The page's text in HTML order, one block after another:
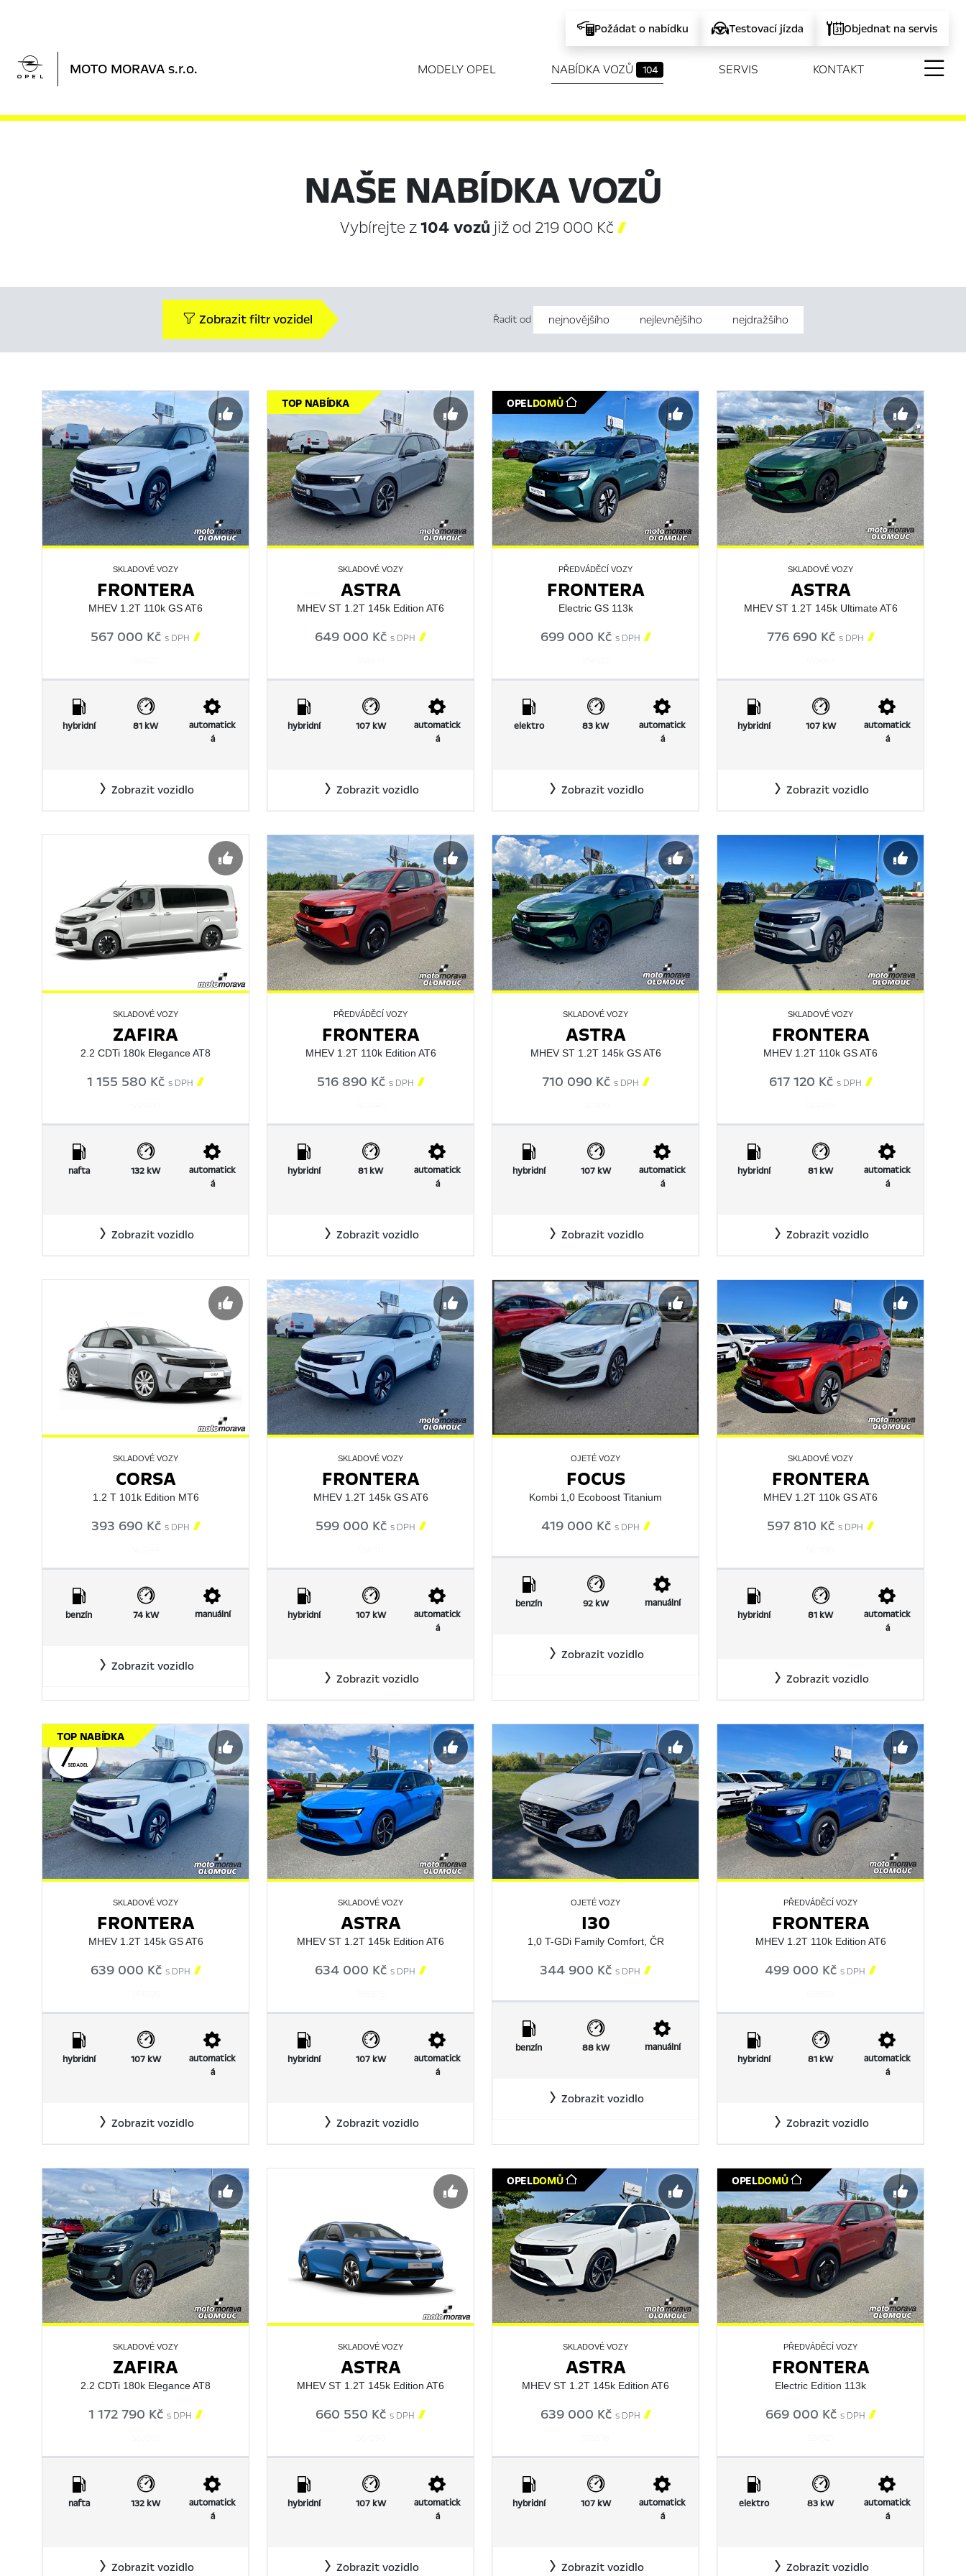
Požádat o nabídku Testovací jízda Objednat na servis
 MOTO MORAVA s.r.o. MODELY OPEL NABÍDKA VOZŮ 104 SERVIS KONTAKT
NAŠE NABÍDKA VOZŮ
Vybírejte z104 vozů již od 219 000 Kč 
Zobrazit filtr vozidel Řadit od nejnovějšího nejlevnějšího nejdražšího
SKLADOVÉ VOZY
FRONTERA
MHEV 1.2T 110k GS AT6
567 000 Kč s DPH 
hybridní 81 kW
automatick
á
Zobrazit vozidlo
TOP NABÍDKA
SKLADOVÉ VOZY
ASTRA
MHEV ST 1.2T 145k Edition AT6
649 000 Kč s DPH 
hybridní 107 kW
automatick
á
Zobrazit vozidlo
OPELDOMŮ
PŘEDVÁDĚCÍ VOZY
FRONTERA
Electric GS 113k
699 000 Kč s DPH 
elektro 83 kW
automatick
á
Zobrazit vozidlo
SKLADOVÉ VOZY
ASTRA
MHEV ST 1.2T 145k Ultimate AT6
776 690 Kč s DPH 
hybridní 107 kW
automatick
á
Zobrazit vozidlo
SKLADOVÉ VOZY
ZAFIRA
2.2 CDTi 180k Elegance AT8
1 155 580 Kč s DPH 
nafta 132 kW
automatick
á
Zobrazit vozidlo
PŘEDVÁDĚCÍ VOZY
FRONTERA
MHEV 1.2T 110k Edition AT6
516 890 Kč s DPH 
hybridní 81 kW
automatick
á
Zobrazit vozidlo
SKLADOVÉ VOZY
ASTRA
MHEV ST 1.2T 145k GS AT6
710 090 Kč s DPH 
hybridní 107 kW
automatick
á
Zobrazit vozidlo
SKLADOVÉ VOZY
FRONTERA
MHEV 1.2T 110k GS AT6
617 120 Kč s DPH 
hybridní 81 kW
automatick
á
Zobrazit vozidlo
SKLADOVÉ VOZY
CORSA
1.2 T 101k Edition MT6
393 690 Kč s DPH 
benzín 74 kW manuální
Zobrazit vozidlo
SKLADOVÉ VOZY
FRONTERA
MHEV 1.2T 145k GS AT6
599 000 Kč s DPH 
hybridní 107 kW
automatick
á
Zobrazit vozidlo
OJETÉ VOZY
FOCUS
Kombi 1,0 Ecoboost Titanium
419 000 Kč s DPH 
benzín 92 kW manuální
Zobrazit vozidlo
SKLADOVÉ VOZY
FRONTERA
MHEV 1.2T 110k GS AT6
597 810 Kč s DPH 
hybridní 81 kW
automatick
á
Zobrazit vozidlo
TOP NABÍDKA
SKLADOVÉ VOZY
FRONTERA
MHEV 1.2T 145k GS AT6
639 000 Kč s DPH 
hybridní 107 kW
automatick
á
Zobrazit vozidlo
SKLADOVÉ VOZY
ASTRA
MHEV ST 1.2T 145k Edition AT6
634 000 Kč s DPH 
hybridní 107 kW
automatick
á
Zobrazit vozidlo
OJETÉ VOZY
I30
1,0 T-GDi Family Comfort, ČR
344 900 Kč s DPH 
benzín 88 kW manuální
Zobrazit vozidlo
PŘEDVÁDĚCÍ VOZY
FRONTERA
MHEV 1.2T 110k Edition AT6
499 000 Kč s DPH 
hybridní 81 kW
automatick
á
Zobrazit vozidlo
SKLADOVÉ VOZY
ZAFIRA
2.2 CDTi 180k Elegance AT8
1 172 790 Kč s DPH 
nafta 132 kW
automatick
á
Zobrazit vozidlo
SKLADOVÉ VOZY
ASTRA
MHEV ST 1.2T 145k Edition AT6
660 550 Kč s DPH 
hybridní 107 kW
automatick
á
Zobrazit vozidlo
OPELDOMŮ
SKLADOVÉ VOZY
ASTRA
MHEV ST 1.2T 145k Edition AT6
639 000 Kč s DPH 
hybridní 107 kW
automatick
á
Zobrazit vozidlo
OPELDOMŮ
PŘEDVÁDĚCÍ VOZY
FRONTERA
Electric Edition 113k
669 000 Kč s DPH 
elektro 83 kW
automatick
á
Zobrazit vozidlo